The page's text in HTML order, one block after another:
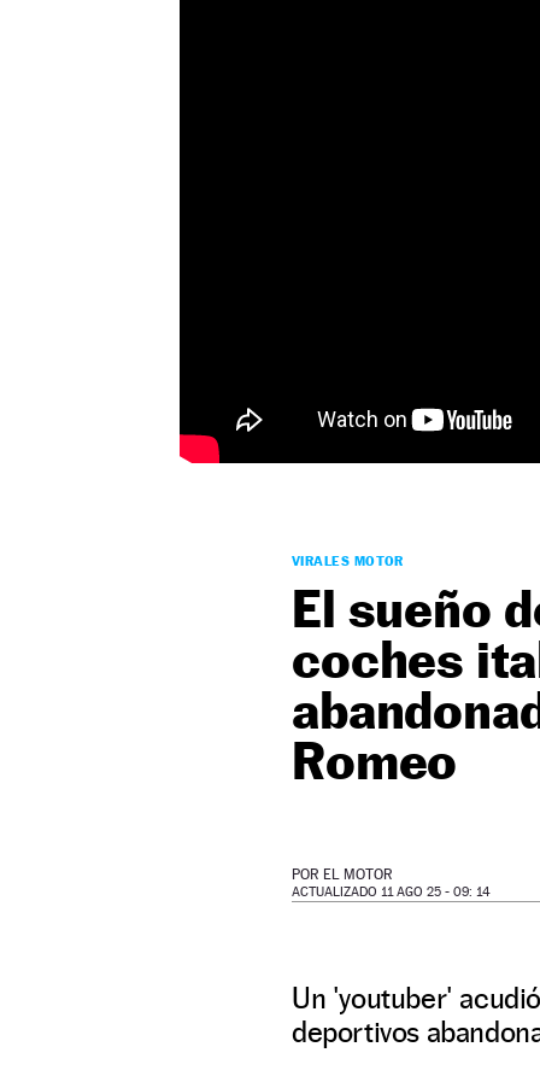
VIRALES MOTOR
El sueño
coches
Romeo
POR EL MOTOR
ACTUALIZADO 11 AGO 25 - 09: 14
Un 'youtuber'
deportivos